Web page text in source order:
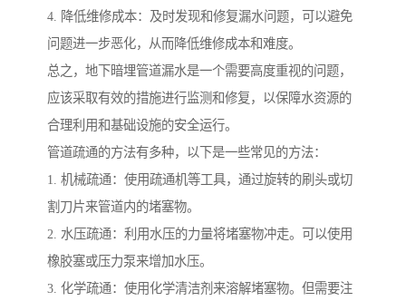
4. 降低维修成本：及时发现和修复漏水问题，可以避免
问题进一步恶化，从而降低维修成本和难度。
总之，地下暗埋管道漏水是一个需要高度重视的问题，
应该采取有效的措施进行监测和修复，以保障水资源的
合理利用和基础设施的安全运行。
管道疏通的方法有多种，以下是一些常见的方法：
1. 机械疏通：使用疏通机等工具，通过旋转的刷头或切
割刀片来管道内的堵塞物。
2. 水压疏通：利用水压的力量将堵塞物冲走。可以使用
橡胶塞或压力泵来增加水压。
3. 化学疏通：使用化学清洁剂来溶解堵塞物。但需要注